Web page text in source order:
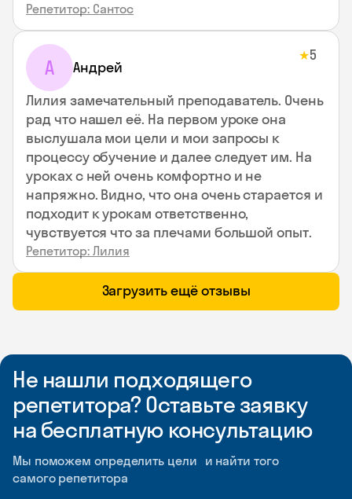
Репетитор: Сантос
А Андрей
★5
Лилия замечательный преподаватель. Очень
рад что нашел её. На первом уроке она
выслушала мои цели и мои запросы к
процессу обучение и далее следует им. На
уроках с ней очень комфортно и не
напряжно. Видно, что она очень старается и
подходит к урокам ответственно,
чувствуется что за плечами большой опыт.
Репетитор: Лилия
Загрузить ещё отзывы
Не нашли подходящего
репетитора? Оставьте заявку
на бесплатную консультацию
Мы поможем определить цели и найти того
самого репетитора